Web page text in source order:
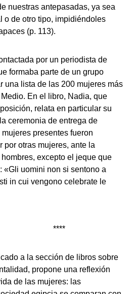
nuestras antepasadas, ya sea
o de otro tipo, impidiéndoles
(p. 113).
por un periodista de
formaba parte de un grupo
una lista de las 200 mujeres más
En el libro, Nadia, que
relata en particular su
ceremonia de entrega de
presentes fueron
por otras mujeres, ante la
excepto el jeque que
«Gli uomini non si sentono a
in cui vengono celebrate le
a la sección de libros sobre
propone una reflexión
de las mujeres: las